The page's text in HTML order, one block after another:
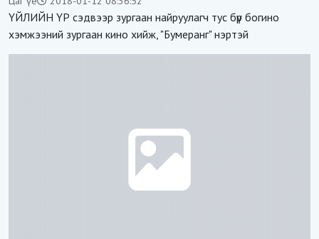
ҮЙЛИЙН ҮР сэдвээр зургаан найруулагч тус бүр богино
хэмжээний зургаан кино хийж, "Бумеранг" нэртэй